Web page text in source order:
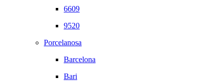
6609
9520
Porcelanosa
Barcelona
Bari